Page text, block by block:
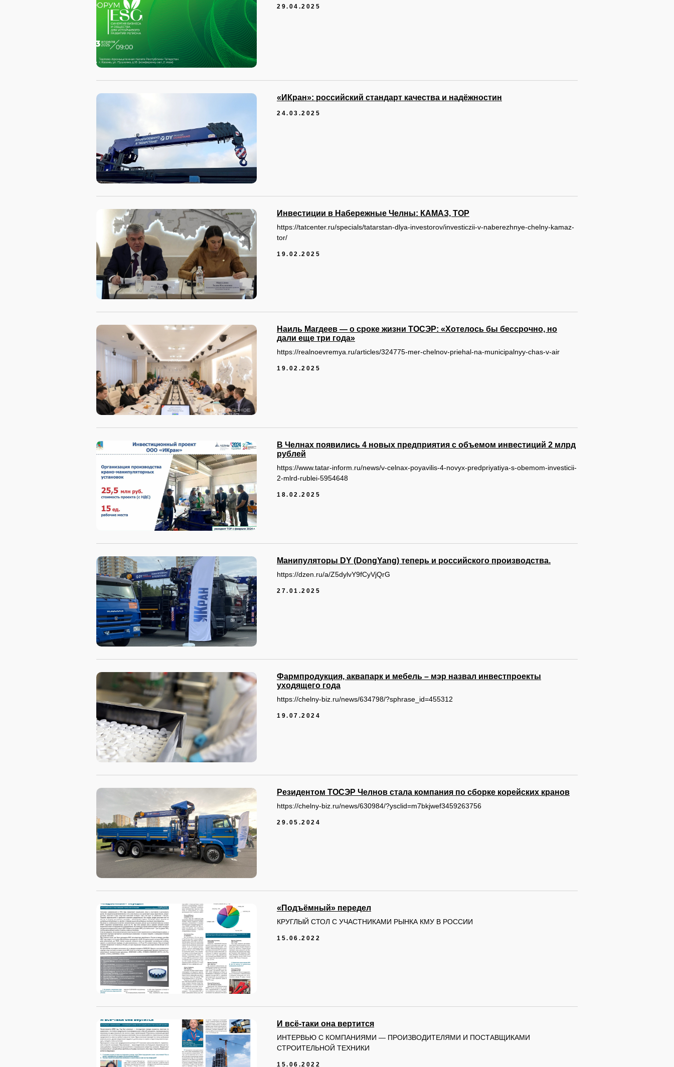
29.04.2025
«ИКран»: российский стандарт качества и надёжностин
24.03.2025
Инвестиции в Набережные Челны: КАМАЗ, ТОР
https://tatcenter.ru/specials/tatarstan-dlya-investorov/investiczii-v-naberezhnye-chelny-kamaz-
tor/
19.02.2025
Наиль Магдеев — о сроке жизни ТОСЭР: «Хотелось бы бессрочно, но
дали еще три года»
https://realnoevremya.ru/articles/324775-mer-chelnov-priehal-na-municipalnyy-chas-v-air
19.02.2025
В Челнах появились 4 новых предприятия с объемом инвестиций 2 млрд
рублей
https://www.tatar-inform.ru/news/v-celnax-poyavilis-4-novyx-predpriyatiya-s-obemom-investicii-
2-mlrd-rublei-5954648
18.02.2025
Манипуляторы DY (DongYang) теперь и российского производства.
https://dzen.ru/a/Z5dylvY9fCyVjQrG
27.01.2025
Фармпродукция, аквапарк и мебель – мэр назвал инвестпроекты
уходящего года
https://chelny-biz.ru/news/634798/?sphrase_id=455312
19.07.2024
Резидентом ТОСЭР Челнов стала компания по сборке корейских кранов
https://chelny-biz.ru/news/630984/?ysclid=m7bkjwef3459263756
29.05.2024
«Подъёмный» передел
КРУГЛЫЙ СТОЛ С УЧАСТНИКАМИ РЫНКА КМУ В РОССИИ
15.06.2022
И всё-таки она вертится
ИНТЕРВЬЮ С КОМПАНИЯМИ — ПРОИЗВОДИТЕЛЯМИ И ПОСТАВЩИКАМИ
СТРОИТЕЛЬНОЙ ТЕХНИКИ
15.06.2022